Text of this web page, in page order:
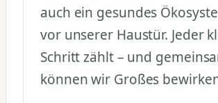
auch ein gesundes
vor unserer Haustür. Jeder
Schritt zählt – und
können wir Großes